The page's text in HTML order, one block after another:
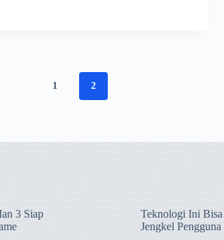
1 2
3 Siap
Teknologi Ini
Jengkel Pengguna